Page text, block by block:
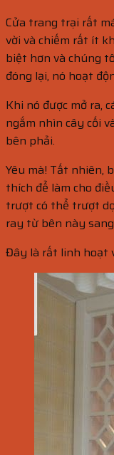
Cửa trang trại rất
vời và chiếm rất ít
biệt hơn và chúng
đóng lại, nó hoạt
Khi nó được mở ra,
ngắm nhìn cây cối
bên phải.
Yêu mà! Tất nhiên,
thích để làm cho
trượt có thể trượt
ray từ bên này
Đây là rất linh hoạt